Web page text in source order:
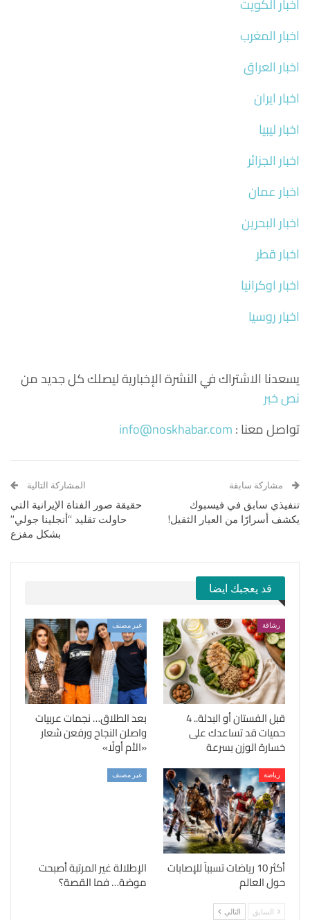
اخبار الكويت
اخبار المغرب
اخبار العراق
اخبار ايران
اخبار ليبيا
اخبار الجزائر
اخبار عمان
اخبار البحرين
اخبار قطر
اخبار اوكرانيا
اخبار روسيا
يسعدنا الاشتراك في النشرة الإخبارية ليصلك كل جديد من
نص خبر
تواصل معنا :info@noskhabar.com
مشاركة سابقة
تنفيذي سابق في فيسبوك
يكشف أسرارًا من العيار الثقيل!
المشاركة التالية
حقيقة صور الفتاة الإيرانية التي
حاولت تقليد “أنجلينا جولي”
بشكل مفزع
قد يعجبك ايضا
رشاقة
قبل الفستان أو البدلة.. 4
حميات قد تساعدك على
خسارة الوزن بسرعة
غير مصنف
بعد الطلاق… نجمات عربيات
واصلن النجاح ورفعن شعار
«الأم أولًا»
رياضة
أكثر 10 رياضات تسبباً للإصابات
حول العالم
غير مصنف
الإطلالة غير المرتبة أصبحت
موضة… فما القصة؟
السابق التالي